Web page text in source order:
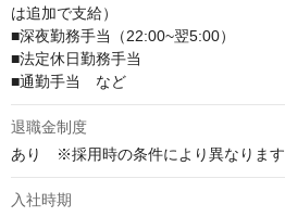
は追加で支給）
■深夜勤務手当（22:00~翌5:00）
■法定休日勤務手当
■通勤手当　など
退職金制度
あり　※採用時の条件により異なります
入社時期